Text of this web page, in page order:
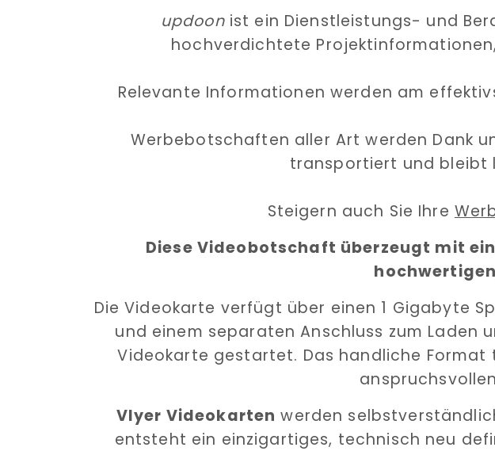
updoon ist ein Dienstleistungs- und
hochverdichtete
Relevante Informationen werden am
Werbebotschaften aller Art werden Dank
transportiert und bleibt
Steigern auch Sie Ihre
Diese Videobotschaft überzeugt mit
Die Videokarte verfügt über einen 1 Gigabyte
und einem separaten Anschluss zum Laden
Videokarte gestartet. Das handliche
Vlyer Videokarten werden
entsteht ein einzigartiges, technisch neu